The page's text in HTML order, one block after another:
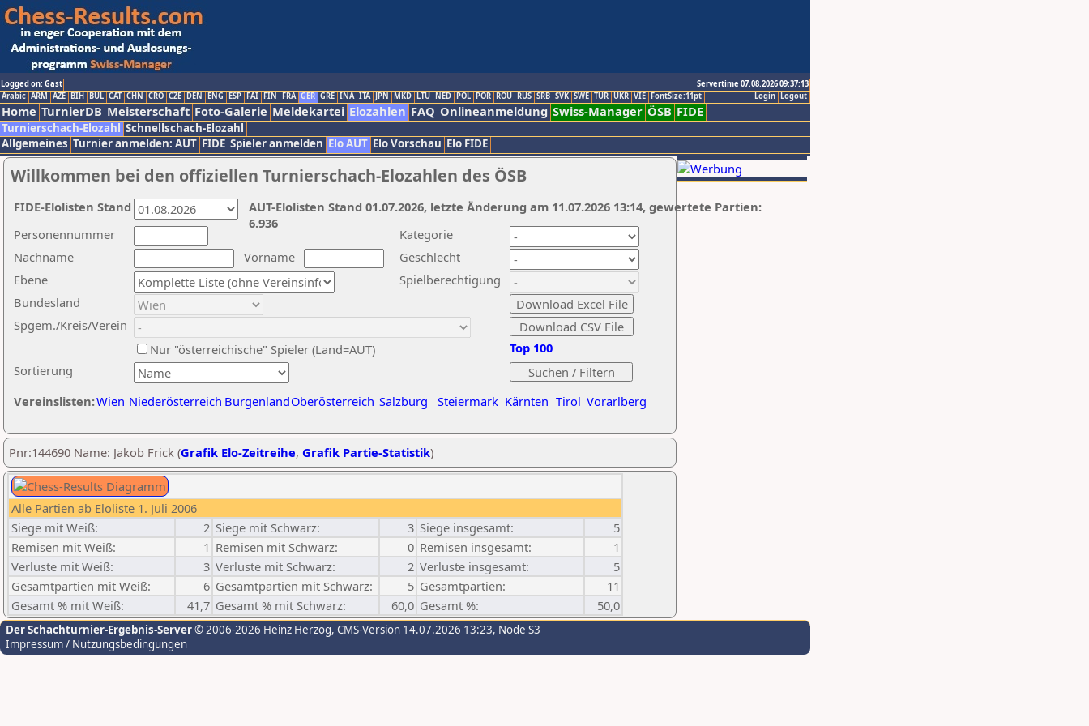
Logged on: Gast
Servertime 07.08.2026 09:37:13
Logout
Login
Arabic ARM AZE BIH BUL CAT CHN CRO CZE DEN ENG ESP FAI FIN FRA GER GRE INA ITA JPN MKD LTU NED POL POR ROU RUS SRB SVK SWE TUR UKR VIE FontSize:11pt
Home TurnierDB Meisterschaft Foto-Galerie Meldekartei Elozahlen FAQ Onlineanmeldung Swiss-Manager ÖSB FIDE
Turnierschach-Elozahl Schnellschach-Elozahl
Allgemeines Turnier anmelden: AUT FIDE Spieler anmelden Elo AUT Elo Vorschau Elo FIDE
Willkommen bei den offiziellen Turnierschach-Elozahlen des ÖSB
Nachname
Vorname
Ebene
Kategorie
Sortierung
Personennummer
Bundesland
Spgem./Kreis/Verein
Geschlecht
Nur "österreichische" Spieler (Land=AUT)
Spielberechtigung
Vereinslisten:Wien Niederösterreich BurgenlandOberösterreich Salzburg Steiermark Kärnten Tirol Vorarlberg
Top 100
AUT-Elolisten Stand 01.07.2026, letzte Änderung am 11.07.2026 13:14, gewertete Partien:
6.936
FIDE-Elolisten Stand
Pnr:144690 Name: Jakob Frick (Grafik Elo-Zeitreihe, Grafik Partie-Statistik)
Alle Partien ab Eloliste 1. Juli 2006
Siege mit Weiß:
2 Siege mit Schwarz: 3 Siege insgesamt:
5
Remisen mit Weiß:
1 Remisen mit Schwarz: 0 Remisen insgesamt:
1
Verluste mit Weiß:
3 Verluste mit Schwarz: 2 Verluste insgesamt:
5
Gesamtpartien mit Weiß:
6 Gesamtpartien mit Schwarz: 5 Gesamtpartien:
11
Gesamt % mit Weiß:
41,7 Gesamt % mit Schwarz: 60,0 Gesamt %: 50,0
Der Schachturnier-Ergebnis-Server© 2006-2026 Heinz Herzog, CMS-Version 14.07.2026 13:23, Node S3
Impressum / Nutzungsbedingungen